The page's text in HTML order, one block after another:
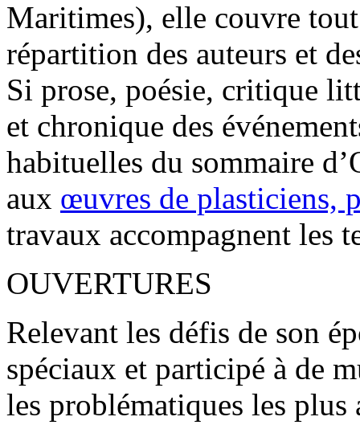
Maritimes), elle couvre
répartition des auteurs et
Si prose, poésie, critique
et chronique des
habituelles du sommaire
aux œuvres de plasticiens,
travaux accompagnent les
OUVERTURES
Relevant les défis de son
spéciaux et participé à de
les problématiques les plus